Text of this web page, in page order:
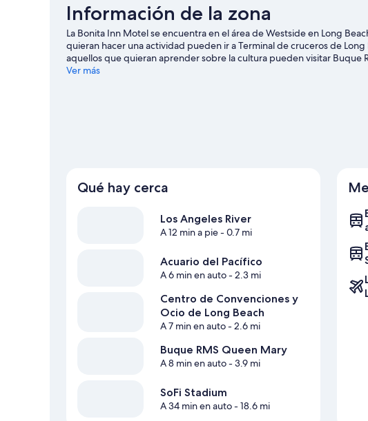
Información de la zona
La Bonita Inn Motel se encuentra en el área de Westside en Long
quieran hacer una actividad pueden ir a Terminal de cruceros de
aquellos que quieran aprender sobre la cultura pueden visitar Buque
Centro de Convenciones y Ocio de Long Beach, y haz algo de tiempo
Ver más
Qué hay cerca
Los Angeles River
A 12 min a pie- 0.7 mi
Acuario del Pacífico
A 6 min en auto- 2.3 mi
Centro de Convenciones y
Ocio de Long Beach
A 7 min en auto- 2.6 mi
Buque RMS Queen Mary
A 8 min en auto- 3.9 mi
SoFi Stadium
A 34 min en auto- 18.6 mi